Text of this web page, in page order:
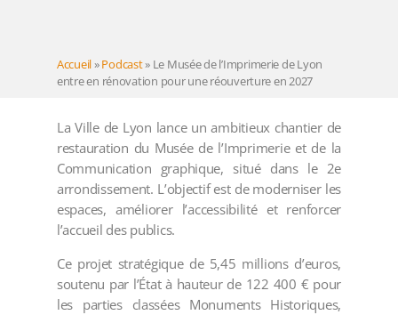
Accueil»Podcast» Le Musée de l’Imprimerie de Lyon
entre en rénovation pour une réouverture en 2027
La Ville de Lyon lance un ambitieux chantier de
restauration du Musée de l’Imprimerie et de la
Communication graphique, situé dans le 2e
arrondissement. L’objectif est de moderniser les
espaces, améliorer l’accessibilité et renforcer
l’accueil des publics.
Ce projet stratégique de 5,45 millions d’euros,
soutenu par l’État à hauteur de 122 400 € pour
les parties classées Monuments Historiques,